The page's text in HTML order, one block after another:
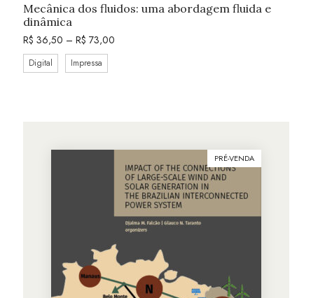
Mecânica dos fluidos: uma abordagem fluida e
dinâmica
R$ 36,50 – R$ 73,00
Digital Impressa
PRÉ-VENDA